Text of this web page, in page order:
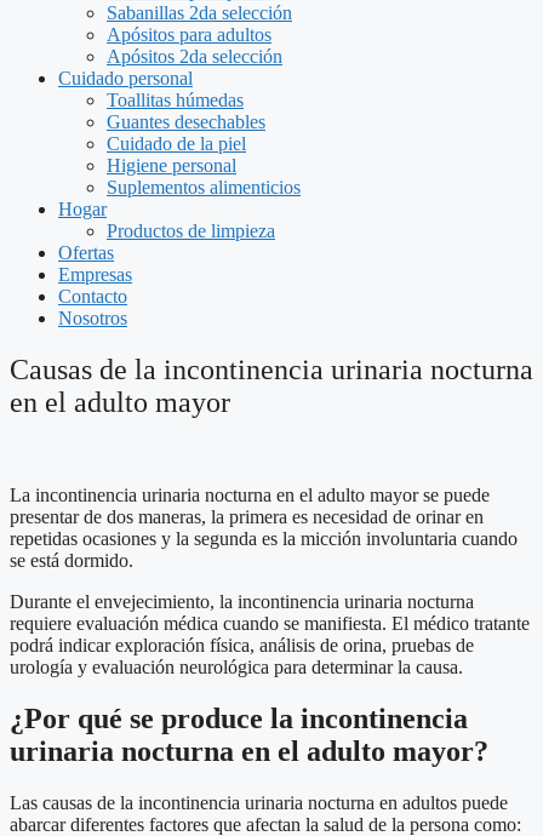
Sabanillas 2da selección
Apósitos para adultos
Apósitos 2da selección
Cuidado personal
Toallitas húmedas
Guantes desechables
Cuidado de la piel
Higiene personal
Suplementos alimenticios
Hogar
Productos de limpieza
Ofertas
Empresas
Contacto
Nosotros
Causas de la incontinencia urinaria nocturna
en el adulto mayor
La incontinencia urinaria nocturna en el adulto mayor se puede
presentar de dos maneras, la primera es necesidad de orinar en
repetidas ocasiones y la segunda es la micción involuntaria cuando
se está dormido.
Durante el envejecimiento, la incontinencia urinaria nocturna
requiere evaluación médica cuando se manifiesta. El médico tratante
podrá indicar exploración física, análisis de orina, pruebas de
urología y evaluación neurológica para determinar la causa.
¿Por qué se produce la incontinencia
urinaria nocturna en el adulto mayor?
Las causas de la incontinencia urinaria nocturna en adultos puede
abarcar diferentes factores que afectan la salud de la persona como: